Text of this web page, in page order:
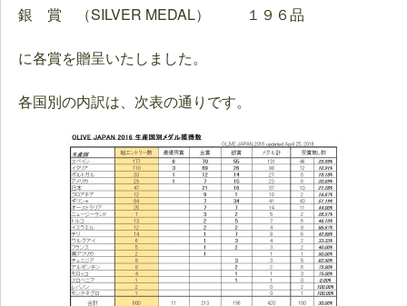
銀 賞 （SILVER MEDAL） １９６品
に各賞を贈呈いたしました。
各国別の内訳は、次表の通りです。